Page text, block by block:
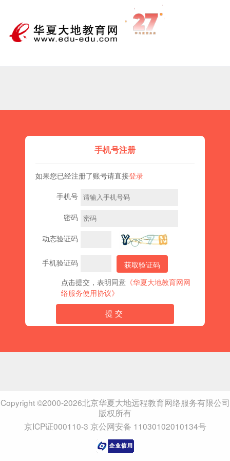
手机号注册
如果您已经注册了账号请直接登录
手机号
密码
动态验证码
手机验证码
获取验证码
点击提交，表明同意 《华夏大地教育网网
络服务使用协议》
提交
Copyright ©2000-2026北京华夏大地远程教育网络服务有限公司
版权所有
京ICP证000110-3 京公网安备 11030102010134号